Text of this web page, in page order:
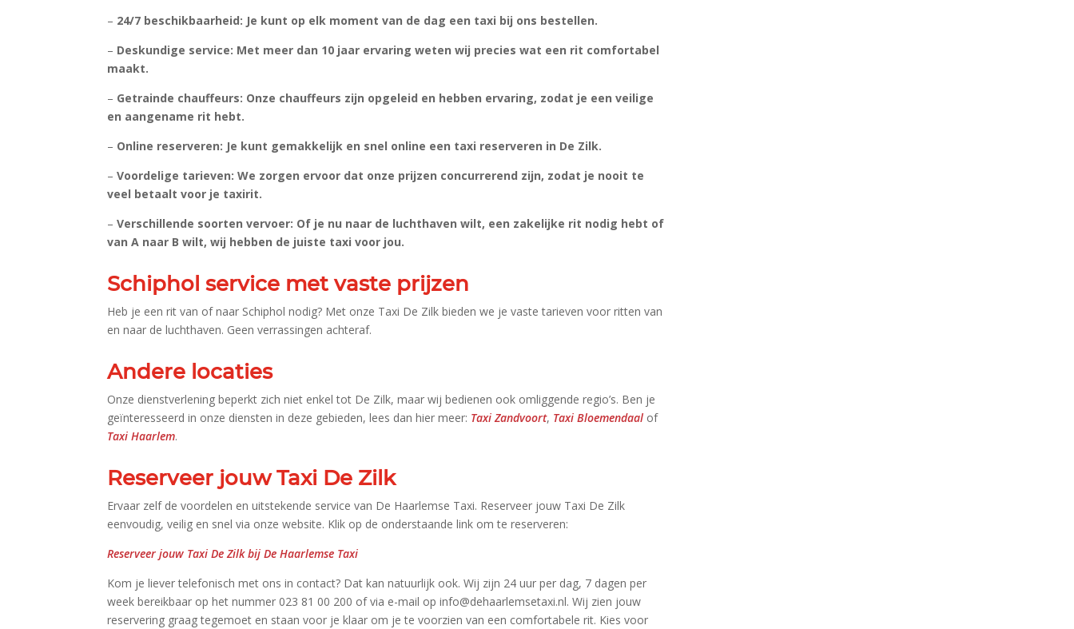
– 24/7 beschikbaarheid: Je kunt op elk moment van de dag een taxi bij ons bestellen.​
– Deskundige service: Met meer dan 10 jaar ervaring weten wij precies wat een rit comfortabel
maakt.​
– Getrainde chauffeurs: Onze chauffeurs zijn opgeleid en hebben ervaring, zodat je een veilige
en aangename rit hebt.​
– Online reserveren: Je kunt gemakkelijk en snel online een taxi reserveren in De Zilk.​
–Voordelige tarieven: We zorgen ervoor dat onze prijzen concurrerend zijn, zodat je nooit te
veel betaalt voor je taxirit.​
–Verschillende soorten vervoer: Of je nu naar de luchthaven wilt, een zakelijke rit nodig hebt of
van A naar B wilt, wij hebben de juiste taxi voor jou.​
Schiphol service met vaste prijzen
Heb je een rit van of naar Schiphol nodig? Met onze Taxi De Zilk bieden we je vaste tarieven voor ritten van
en naar de luchthaven.​ Geen verrassingen achteraf.​
Andere locaties
Onze dienstverlening beperkt zich niet enkel tot De Zilk, maar wij bedienen ook omliggende regio’s.​ Ben je
geïnteresseerd in onze diensten in deze gebieden, lees dan hier meer: Taxi Zandvoort, Taxi Bloemendaal of
Taxi Haarlem.​
Reserveer jouw Taxi De Zilk
Ervaar zelf de voordelen en uitstekende service van De Haarlemse Taxi.​ Reserveer jouw Taxi De Zilk
eenvoudig, veilig en snel via onze website.​ Klik op de onderstaande link om te reserveren:
Reserveer jouw Taxi De Zilk bij De Haarlemse Taxi
Kom je liever telefonisch met ons in contact? Dat kan natuurlijk ook.​ Wij zijn 24 uur per dag, 7 dagen per
week bereikbaar op het nummer 023 81 00 200 of via e-mail op info@dehaarlemsetaxi.​nl.​ Wij zien jouw
reservering graag tegemoet en staan voor je klaar om je te voorzien van een comfortabele rit.​ Kies voor